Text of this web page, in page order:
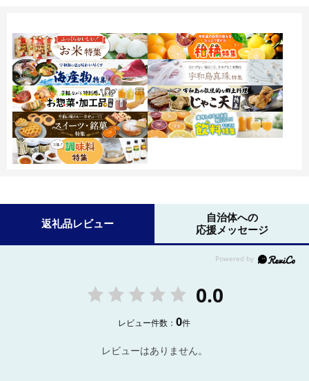
返礼品レビュー
自治体への
応援メッセージ
0.0
レビュー件数：0件
レビューはありません。